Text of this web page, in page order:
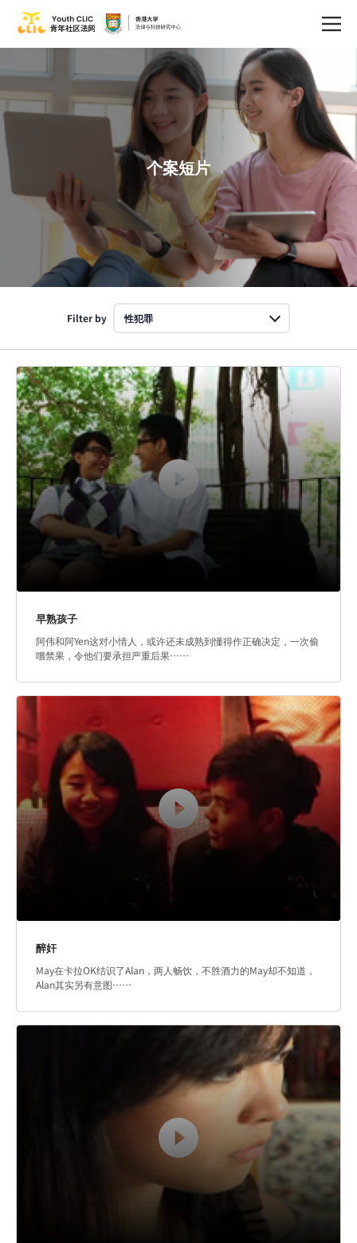
个案短片
Filter by 性犯罪
性犯罪
网络犯罪
欺凌、暴力和帮派
与不诚实有关罪行
毒品犯罪
早熟孩子
阿伟和阿Yen这对小情人，或许还未成熟到懂得作正确决定，一次偷
嚐禁果，令他们要承担严重后果……
醉奸
May在卡拉OK结识了Alan，两人畅饮，不胜酒力的May却不知道，
Alan其实另有意图……